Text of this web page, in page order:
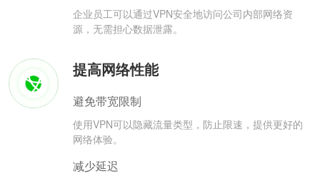
企业员工可以通过VPN安全地访问公司内部网络资
源，无需担心数据泄露。
提高网络性能
避免带宽限制
使用VPN可以隐藏流量类型，防止限速，提供更好的
网络体验。
减少延迟